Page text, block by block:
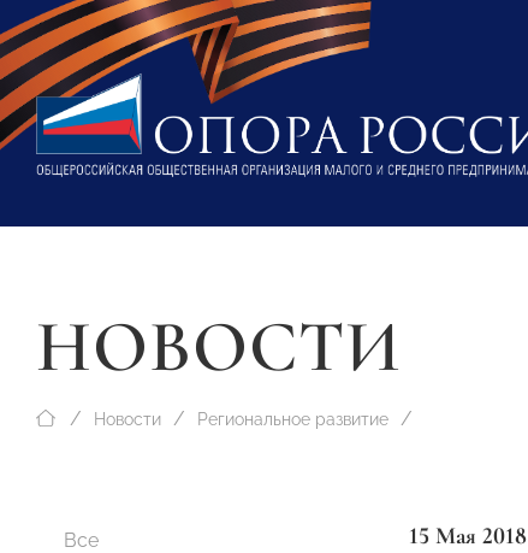
НОВОСТИ
Новости Региональное развитие
Все
15 Мая 2018